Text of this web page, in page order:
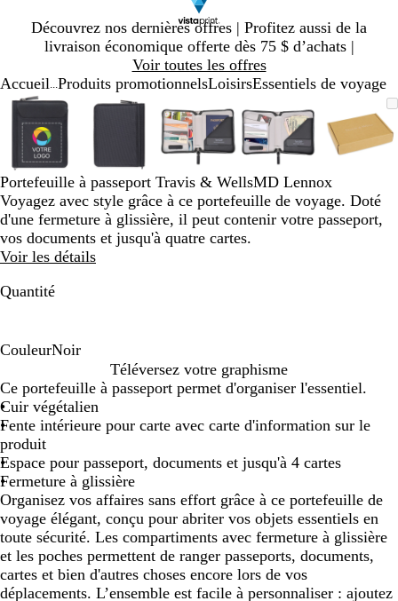
Découvrez nos dernières offres | Profitez aussi de la
livraison économique offerte dès 75 $ d’achats |
Voir toutes les offres
Diapositive
1
Accueil Produits promotionnelsLoisirsEssentiels de voyage
Image
zoomable
Zoomé
à
minimum
Cliquez
pour
agrandir
Utilisez
les
touches
« plus »
et
« moins »
pour
zoomer,
et
les
touches
panoramiser
Image
zoomable
Zoomé
minimum
Cliquez
agrandir
Utilisez
touches
« plus »
et
« moins »
pour
zoomer,
et
zoomable
à
minimum
pour
agrandir
les
touches
« plus »
et
« moins »
pour
zoomer,
zoomable
à
minimum
pour
agrandir
les
touches
« plus »
et
« moins »
pour
zoomer,
Image
à
pour
les
«
«
pour
Diapositive
Portefeuille à passeport Travis & WellsMD Lennox
Voyagez avec style grâce à ce portefeuille de voyage. Doté
d'une fermeture à glissière, il peut contenir votre passeport,
vos documents et jusqu'à quatre cartes.
Voir les détails
Quantité
CouleurNoir
o
i
r
Téléversez votre graphisme
Ce portefeuille à passeport permet d'organiser l'essentiel.
Cuir végétalien
Fente intérieure pour carte avec carte d'information sur le
produit
Espace pour passeport, documents et jusqu'à 4 cartes
Fermeture à glissière
Organisez vos affaires sans effort grâce à ce portefeuille de
voyage élégant, conçu pour abriter vos objets essentiels en
toute sécurité. Les compartiments avec fermeture à glissière
et les poches permettent de ranger passeports, documents,
cartes et bien d'autres choses encore lors de vos
déplacements. L’ensemble est facile à personnaliser : ajoutez